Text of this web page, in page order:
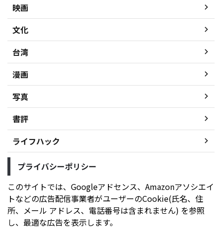
映画
文化
台湾
漫画
写真
書評
ライフハック
プライバシーポリシー
このサイトでは、Googleアドセンス、Amazonアソシエイ
トなどの広告配信事業者がユーザーのCookie(氏名、住
所、メール アドレス、電話番号は含まれません) を参照
し、最適な広告を表示します。